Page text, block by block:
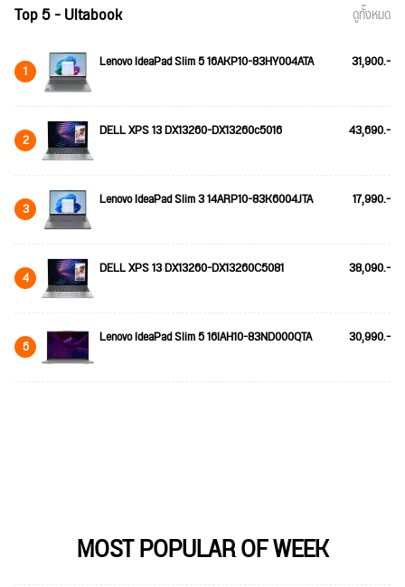
Top 5 - Ultabook ดูทั้งหมด
1 Lenovo IdeaPad Slim 5 16AKP10-83HY004ATA 31,900.-
2 DELL XPS 13 DX13260-DX13260c5016 43,690.-
3 Lenovo IdeaPad Slim 3 14ARP10-83K6004JTA 17,990.-
4 DELL XPS 13 DX13260-DX13260C5081 38,090.-
5 Lenovo IdeaPad Slim 5 16IAH10-83ND000QTA 30,990.-
MOST POPULAR OF WEEK